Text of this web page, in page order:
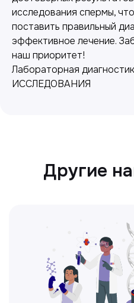
исследования спермы,
поставить правильный
эффективное лечение.
наш приоритет!
Лабораторная
ИССЛЕДОВАНИЯ
выявления заболеваний.
Безопасный и точный метод
обследования внутренних